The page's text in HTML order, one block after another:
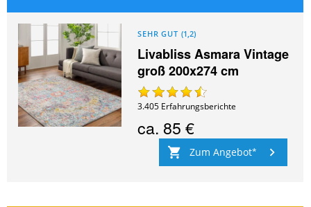
SEHR GUT (1,2)
Livabliss Asmara Vintage
groß 200x274 cm
3.405 Erfahrungsberichte
ca. 85 €
Zum Angebot